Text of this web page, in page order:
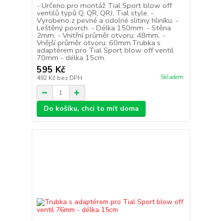
- Určeno pro montáž Tial Sport blow off
ventilů typů Q, QR, QRJ, Tial style. -
Vyrobeno z pevné a odolné slitiny hliníku. -
Leštěný povrch. - Délka 150mm. - Stěna
2mm. - Vnitřní průměr otvoru: 48mm. -
Vnější průměr otvoru: 60mm.Trubka s
adaptérem pro Tial Sport blow off ventil
70mm - délka 15cm.
595 Kč
492 Kč bez DPH Skladem
Do košíku, chci to mít doma